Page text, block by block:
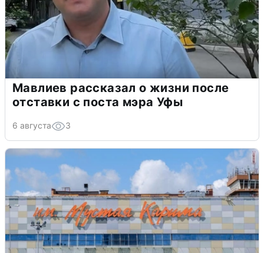
Мавлиев рассказал о жизни после
отставки с поста мэра Уфы
6 августа 3